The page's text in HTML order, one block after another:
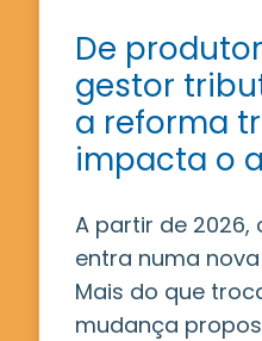
De
gestor
a reforma
impacta o
A partir de
entra numa
Mais do que
mudança